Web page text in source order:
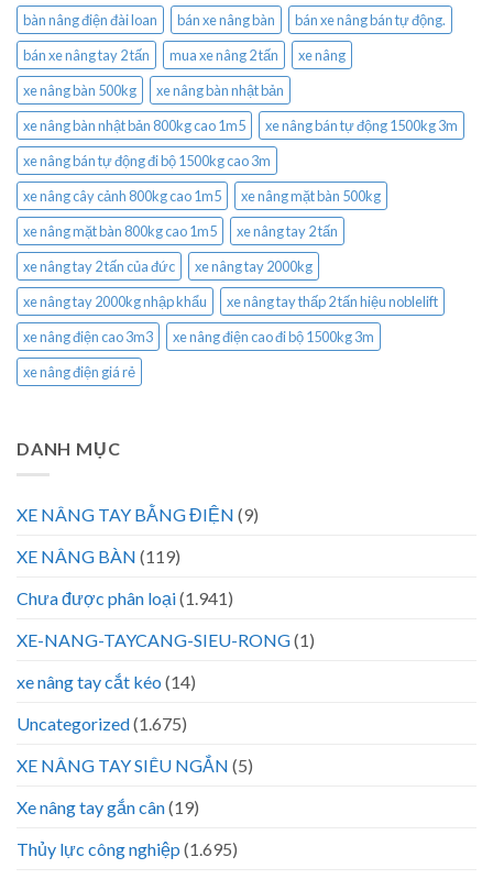
bàn nâng điện đài loan bán xe nâng bàn
bán xe nâng bán tự động.
bán xe nâng tay 2 tấn
mua xe nâng 2 tấn
xe nâng
xe nâng bàn 500kg
xe nâng bàn nhật bản
xe nâng bàn nhật bản 800kg cao 1m5
xe nâng bán tự động 1500kg 3m
xe nâng bán tự động đi bộ 1500kg cao 3m
xe nâng cây cảnh 800kg cao 1m5
xe nâng mặt bàn 500kg
xe nâng mặt bàn 800kg cao 1m5
xe nâng tay 2 tấn
xe nâng tay 2 tấn của đức
xe nâng tay 2000kg
xe nâng tay 2000kg nhập khẩu
xe nâng tay thấp 2 tấn hiệu noblelift
xe nâng điện cao 3m3
xe nâng điện cao đi bộ 1500kg 3m
xe nâng điện giá rẻ
DANH MỤC
XE NÂNG TAY BẰNG ĐIỆN (9)
XE NÂNG BÀN (119)
Chưa được phân loại(1.941)
XE-NANG-TAYCANG-SIEU-RONG(1)
xe nâng tay cắt kéo (14)
Uncategorized(1.675)
XE NÂNG TAY SIÊU NGẮN (5)
Xe nâng tay gắn cân(19)
Thủy lực công nghiệp (1.695)